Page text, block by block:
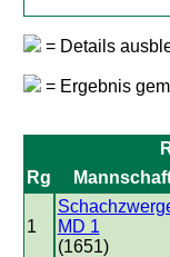
= Details
= Ergebnis
Rg
1
MD 1
(1651)